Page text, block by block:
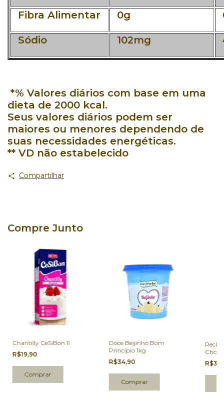
Fibra Alimentar 0g
Sódio 102mg
*% Valores diários com base em uma
dieta de 2000 kcal.
Seus valores diários podem ser
maiores ou menores dependendo de
suas necessidades energéticas.
** VD não estabelecido
Compartilhar
Compre Junto
Chantilly CeSiBon 1l
R$19,90
Doce Beijinho Bom
Princípio 1kg
R$34,90